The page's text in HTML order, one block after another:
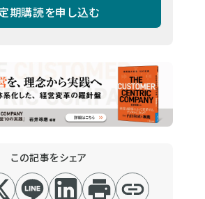
期購読を申し込む
この記事をシェア